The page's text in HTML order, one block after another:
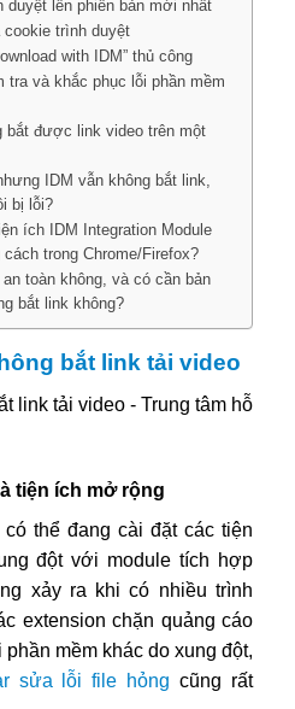
duyệt lên phiên bản mới nhất
trình duyệt
with IDM” thủ công
tra và khắc phục lỗi phần mềm
bắt được link video trên một
IDM vẫn không bắt link,
bị lỗi?
ích IDM Integration Module
trong Chrome/Firefox?
toàn không, và có cần bản
bắt link không?
bắt link tải video
tiện ích mở rộng
thể đang cài đặt các tiện
đột với module tích hợp
xảy ra khi có nhiều trình
extension chặn quảng cáo
mềm khác do xung đột,
sửa lỗi file hỏng cũng rất